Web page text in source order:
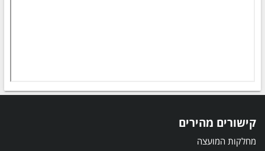
קישורים מהירים
מחלקות המועצה